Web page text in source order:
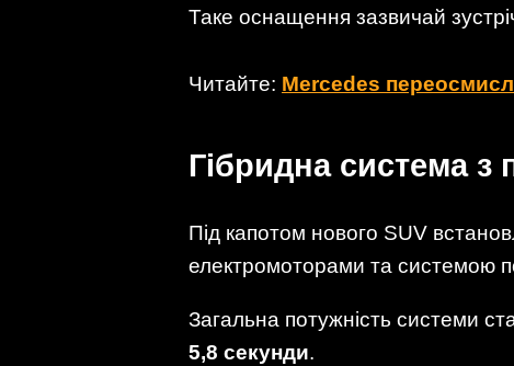
Таке оснащення зазвичай
Читайте: Mercedes
Гібридна система з
Під капотом нового SUV
електромоторами та системою
Загальна потужність системи
5,8 секунди.